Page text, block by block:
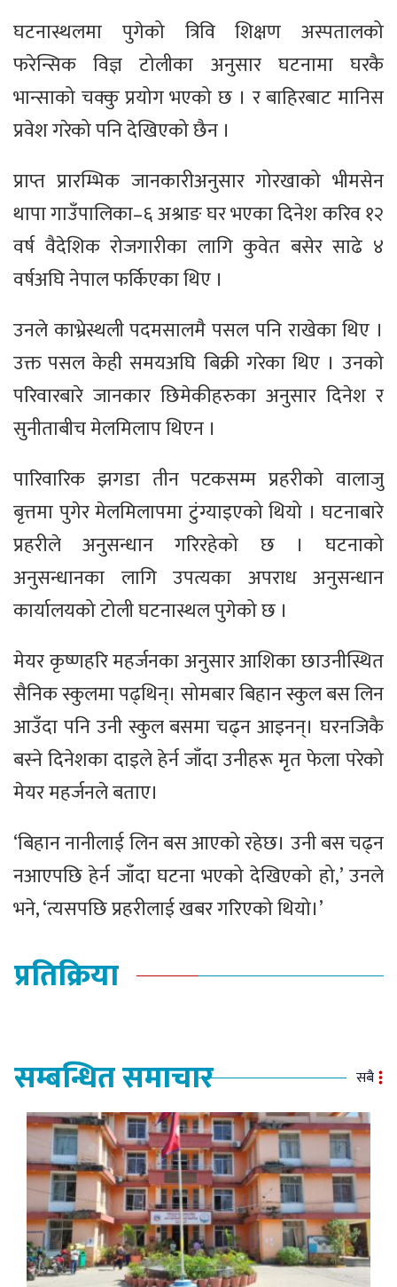
घटनास्थलमा पुगेको त्रिवि शिक्षण अस्पतालको
फरेन्सिक विज्ञ टोलीका अनुसार घटनामा घरकै
भान्साको चक्कु प्रयोग भएको छ । र बाहिरबाट मानिस
प्रवेश गरेको पनि देखिएको छैन ।
प्राप्त प्रारम्भिक जानकारीअनुसार गोरखाको भीमसेन
थापा गाउँपालिका–६ अश्राङ घर भएका दिनेश करिव १२
वर्ष वैदेशिक रोजगारीका लागि कुवेत बसेर साढे ४
वर्षअघि नेपाल फर्किएका थिए ।
उनले काभ्रेस्थली पदमसालमै पसल पनि राखेका थिए ।
उक्त पसल केही समयअघि बिक्री गरेका थिए । उनको
परिवारबारे जानकार छिमेकीहरुका अनुसार दिनेश र
सुनीताबीच मेलमिलाप थिएन ।
पारिवारिक झगडा तीन पटकसम्म प्रहरीको वालाजु
बृत्तमा पुगेर मेलमिलापमा टुंग्याइएको थियो । घटनाबारे
प्रहरीले अनुसन्धान गरिरहेको छ । घटनाको
अनुसन्धानका लागि उपत्यका अपराध अनुसन्धान
कार्यालयको टोली घटनास्थल पुगेको छ ।
मेयर कृष्णहरि महर्जनका अनुसार आशिका छाउनीस्थित
सैनिक स्कुलमा पढ्थिन्। सोमबार बिहान स्कुल बस लिन
आउँदा पनि उनी स्कुल बसमा चढ्न आइनन्। घरनजिकै
बस्ने दिनेशका दाइले हेर्न जाँदा उनीहरू मृत फेला परेको
मेयर महर्जनले बताए।
‘बिहान नानीलाई लिन बस आएको रहेछ। उनी बस चढ्न
नआएपछि हेर्न जाँदा घटना भएको देखिएको हो,’ उनले
भने, ‘त्यसपछि प्रहरीलाई खबर गरिएको थियो।’
प्रतिक्रिया
सम्बन्धित समाचार सबै